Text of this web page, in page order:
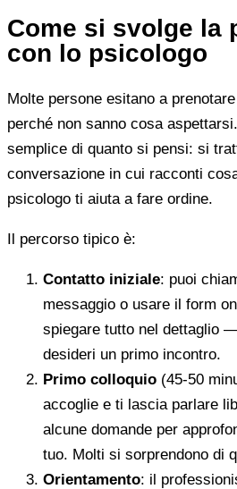
Come si svolge la
con lo psicologo
Molte persone esitano a
perché non sanno cosa
semplice di quanto si pensi: si
conversazione in cui racconti
psicologo ti aiuta a fare ordine.
Il percorso tipico è:
Contatto iniziale: puoi
messaggio o usare il form
spiegare tutto nel dettaglio
desideri un primo incontro.
Primo colloquio (45-50
accoglie e ti lascia parlare
alcune domande per
tuo. Molti si sorprendono di
Orientamento: il